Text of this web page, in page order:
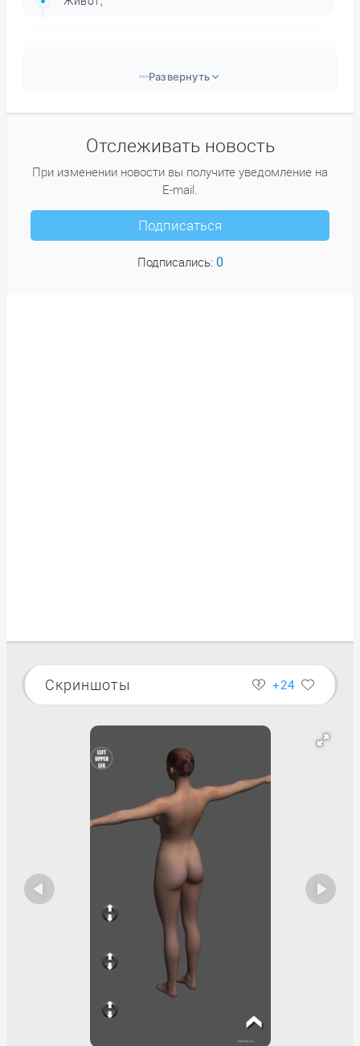
Развернуть
Отслеживать новость
При изменении новости вы получите уведомление на
E-mail.
Подписаться
Подписались: 0
Скриншоты +24